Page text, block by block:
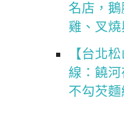
名店，
雞、叉
【台北
線：饒
不勾芡